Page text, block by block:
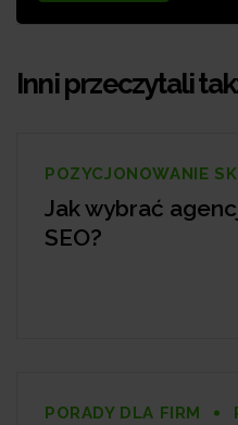
Inni przeczytali
POZYCJONOWANIE
Jak wybrać
SEO?
PORADY DLA FIRM